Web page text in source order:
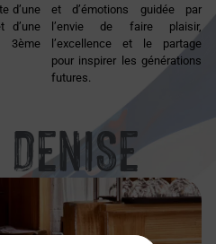
d’une
d’une
et d’émotions guidée par
l’envie de faire plaisir,
l’excellence et le partage
pour inspirer les générations
futures.